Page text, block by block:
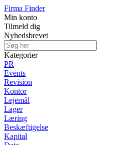
Firma Finder
Min konto
Tilmeld dig
Nyhedsbrevet
Kategorier
PR
Events
Revision
Kontor
Lejemål
Lager
Læring
Beskæftigelse
Kapital